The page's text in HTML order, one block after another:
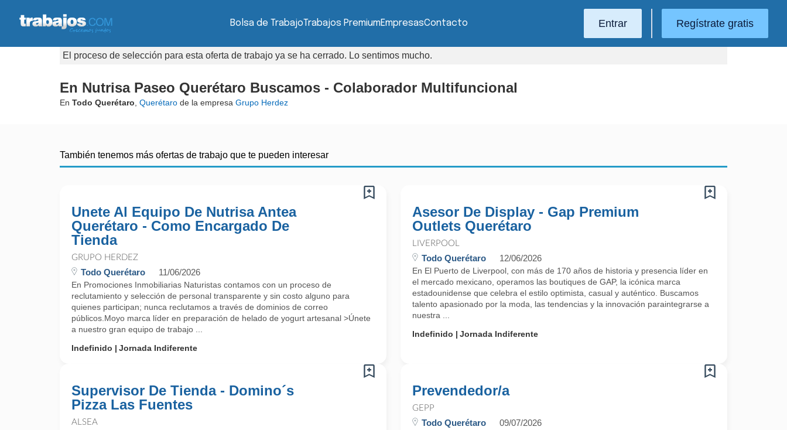
Bolsa de TrabajoTrabajos PremiumEmpresasContacto Entrar Regístrate gratis
El proceso de selección para esta oferta de trabajo ya se ha cerrado. Lo sentimos mucho.
En Nutrisa Paseo Querétaro Buscamos - Colaborador Multifuncional
En Todo Querétaro Querétaro de la empresa Grupo Herdez
También tenemos más ofertas de trabajo que te pueden interesar
Unete Al Equipo De Nutrisa Antea
Querétaro - Como Encargado De
Tienda
GRUPO HERDEZ
Todo Querétaro 11/06/2026
En Promociones Inmobiliarias Naturistas contamos con un proceso de
reclutamiento y selección de personal transparente y sin costo alguno para
quienes participan; nunca reclutamos a través de dominios de correo
públicos.Moyo marca líder en preparación de helado de yogurt artesanal >Únete
a nuestro gran equipo de trabajo ...
Indefinido
Jornada Indiferente
Asesor De Display - Gap Premium
Outlets Querétaro
LIVERPOOL
Todo Querétaro 12/06/2026
En El Puerto de Liverpool, con más de 170 años de historia y presencia líder en
el mercado mexicano, operamos las boutiques de GAP, la icónica marca
estadounidense que celebra el estilo optimista, casual y auténtico. Buscamos
talento apasionado por la moda, las tendencias y la innovación paraintegrarse a
nuestra ...
Indefinido
Jornada Indiferente
Supervisor De Tienda - Domino´s
Pizza Las Fuentes
ALSEA
Prevendedor/a
GEPP
Todo Querétaro 09/07/2026